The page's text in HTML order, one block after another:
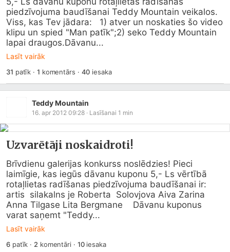
piedzīvojuma baudīšanai Teddy Mountain veikalos.
Viss, kas Tev jādara:   1) atver un noskaties šo video
klipu un spied "Man patīk";2) seko Teddy Mountain
lapai draugos.Dāvanu...
Lasīt vairāk
31 patīk · 1 komentārs · 40 iesaka
Teddy Mountain
16. apr 2012 09:28 · Lasīšanai 1 min
Uzvarētāji noskaidroti!
Brīvdienu galerijas konkurss noslēdzies! Pieci
laimīgie, kas iegūs dāvanu kuponu 5,- Ls vērtībā
rotaļlietas radīšanas piedzīvojuma baudīšanai ir:
artis  silakalns je Roberta  Solovjova Aiva Zarina
Anna Tilgase Lita Bergmane    Dāvanu kuponus
varat saņemt "Teddy...
Lasīt vairāk
6patīk · 2 komentāri · 10iesaka